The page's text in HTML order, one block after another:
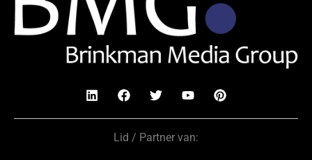
Lid / Partner van: